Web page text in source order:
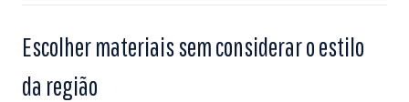
Escolher materiais sem considerar o estilo
da região